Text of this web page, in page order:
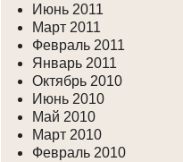
Июнь 2011
Март 2011
Февраль 2011
Январь 2011
Октябрь 2010
Июнь 2010
Май 2010
Март 2010
Февраль 2010